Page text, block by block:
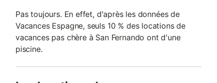
Pas toujours. En effet, d'après les données de
Vacances Espagne, seuls 10 % des locations de
vacances pas chère à San Fernando ont d'une
piscine.